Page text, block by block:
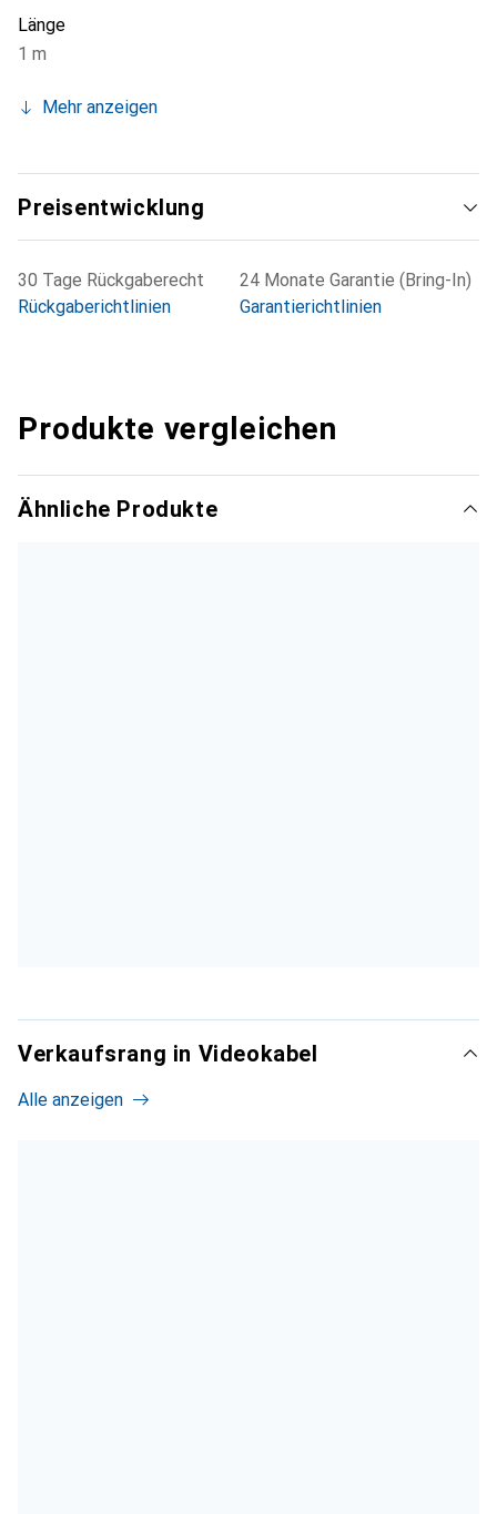
Länge
1 m
Mehr anzeigen
Preisentwicklung
30 Tage Rückgaberecht
Rückgaberichtlinien
24 Monate Garantie (Bring-In)
Garantierichtlinien
Produkte vergleichen
Ähnliche Produkte
Verkaufsrang in Videokabel
Alle anzeigen